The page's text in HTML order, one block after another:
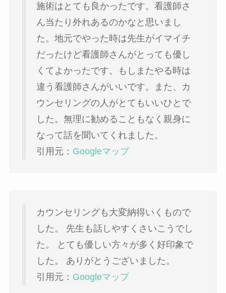
施術はとても良かったです。看護師さ
ん当たり外れあるのかなと思いまし
た。地元でやった時は先生がイマイチ
だったけど看護師さんがとっても優し
くてよかったです。もしまたやる時は
違う看護師さんがいいです。また、カ
ウンセリングの人がとてもいいひとで
した。無理に勧めることもなく親身に
なって話を聞いてくれました。
引用元： Googleマップ
カウンセリングも大変納得いくもので
した。 先生も話しやすくさいこうでし
た。 とても優しい方々が多く好印象で
した。 ありがとうございました。
引用元： Googleマップ